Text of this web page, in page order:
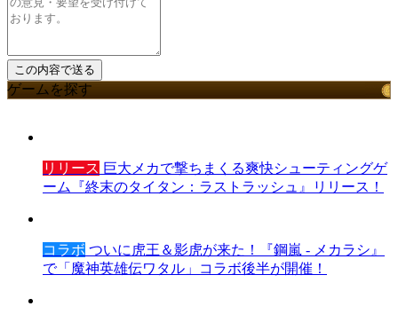
ゲームを探す
リリース 巨大メカで撃ちまくる爽快シューティングゲ
ーム『終末のタイタン：ラストラッシュ』リリース！
コラボ ついに虎王＆影虎が来た！『鋼嵐 - メカラシ』
で「魔神英雄伝ワタル」コラボ後半が開催！